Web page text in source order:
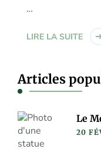
…
LIRE LA SUITE
Articles
Le
20